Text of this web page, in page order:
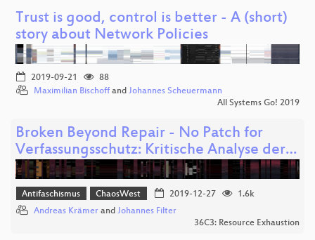
Trust is good, control is better - A (short)
story about Network Policies
2019-09-21
88
Maximilian Bischoff and Johannes Scheuermann
All Systems Go! 2019
Broken Beyond Repair - No Patch for
Verfassungsschutz: Kritische Analyse der…
Antifaschismus ChaosWest 2019-12-27
1.6k
Andreas Krämer and Johannes Filter
36C3: Resource Exhaustion